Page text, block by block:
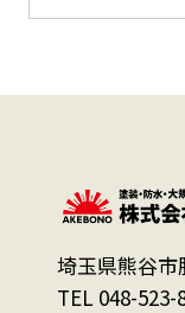
埼玉県熊谷市
TEL 048-523-